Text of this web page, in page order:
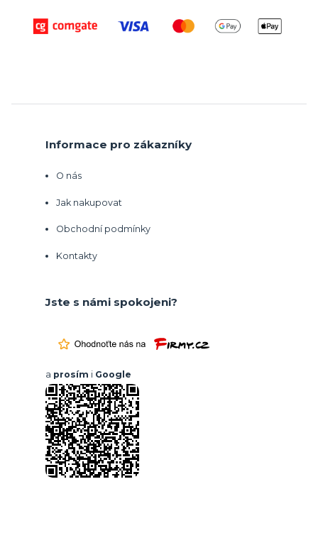
Informace pro zákazníky
O nás
Jak nakupovat
Obchodní podmínky
Kontakty
Jste s námi spokojeni?
a prosím i Google